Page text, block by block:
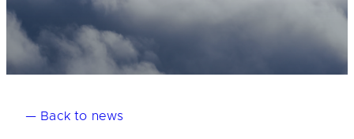
— Back to news